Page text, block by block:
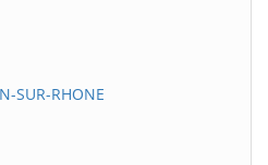
SUR-RHONE